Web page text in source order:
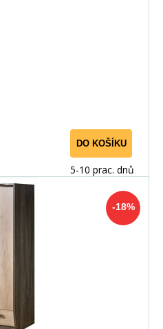
DO KOŠÍKU
5-10 prac. dnů
-18%